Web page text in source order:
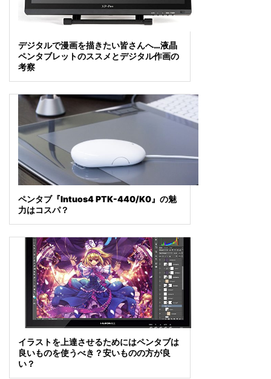
デジタルで漫画を描きたい皆さんへ…液晶
ペンタブレットのススメとデジタル作画の
考察
ペンタブ『Intuos4 PTK-440/K0』の魅
力はコスパ？
イラストを上達させるためにはペンタブは
良いものを使うべき？安いものの方が良
い？